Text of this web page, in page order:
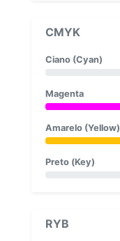
CMYK
Ciano (Cyan)
Magenta
Amarelo (Yellow)
Preto (Key)
RYB